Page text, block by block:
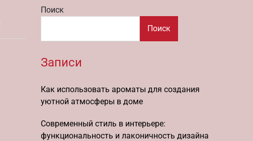
Поиск
Поиск
Записи
Как использовать ароматы для создания
уютной атмосферы в доме
Современный стиль в интерьере:
функциональность и лаконичность дизайна